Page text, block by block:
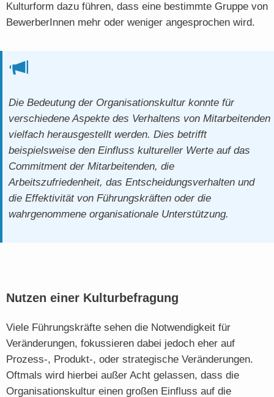
Kulturform dazu führen, dass eine bestimmte Gruppe von
BewerberInnen mehr oder weniger angesprochen wird.
Die Bedeutung der Organisationskultur konnte für
verschiedene Aspekte des Verhaltens von Mitarbeitenden
vielfach herausgestellt werden. Dies betrifft
beispielsweise den Einfluss kultureller Werte auf das
Commitment der Mitarbeitenden, die
Arbeitszufriedenheit, das Entscheidungsverhalten und
die Effektivität von Führungskräften oder die
wahrgenommene organisationale Unterstützung.
Nutzen einer Kulturbefragung
Viele Führungskräfte sehen die Notwendigkeit für
Veränderungen, fokussieren dabei jedoch eher auf
Prozess-, Produkt-, oder strategische Veränderungen.
Oftmals wird hierbei außer Acht gelassen, dass die
Organisationskultur einen großen Einfluss auf die